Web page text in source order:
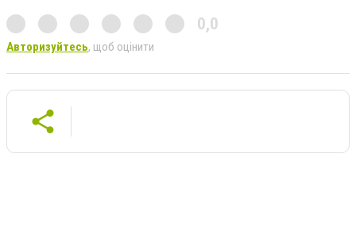
0,0
Авторизуйтесь, щоб оцінити